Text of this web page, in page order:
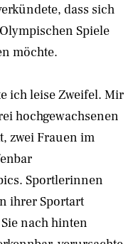
dass sich
Spiele
möchte.
ich leise Zweifel. Mir
hochgewachsenen
zwei Frauen im
Sportlerinnen
ihrer Sportart
nach hinten